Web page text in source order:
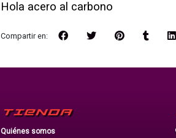
Hola acero al carbono
Compartir en:
TIENDA
Quiénes somos